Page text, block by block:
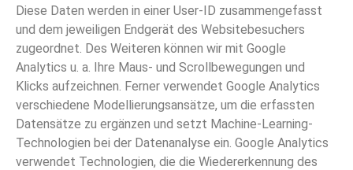
Diese Daten werden in einer User-ID zusammengefasst
und dem jeweiligen Endgerät des Websitebesuchers
zugeordnet. Des Weiteren können wir mit Google
Analytics u. a. Ihre Maus- und Scrollbewegungen und
Klicks aufzeichnen. Ferner verwendet Google Analytics
verschiedene Modellierungsansätze, um die erfassten
Datensätze zu ergänzen und setzt Machine-Learning-
Technologien bei der Datenanalyse ein. Google Analytics
verwendet Technologien, die die Wiedererkennung des